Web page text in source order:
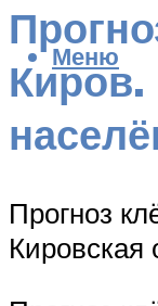
Меню
Прогноз
Кировская